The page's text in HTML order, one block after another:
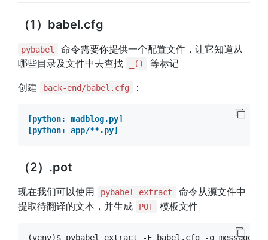
（1）babel.cfg
pybabel
命令需要你提供一个配置文件，让它知道从
哪些目录及文件中去查找
_()
等标记
创建
back-end/babel.cfg ：
[python: madblog.py]
[python: app/**.py]
（2）.pot
现在我们可以使用 pybabel extract
命令从源文件中
提取待翻译的文本，并生成
POT 模板文件
(venv)$ pybabel extract -F babel.cfg -o